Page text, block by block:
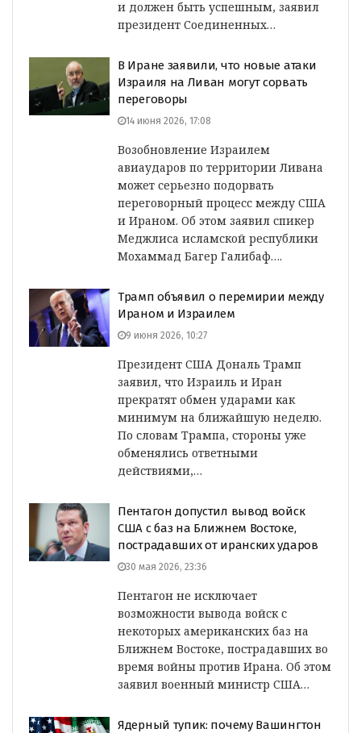
и должен быть успешным, заявил
президент Соединенных…
В Иране заявили, что новые атаки
Израиля на Ливан могут сорвать
переговоры
14 июня 2026, 17:08
Возобновление Израилем
авиаударов по территории Ливана
может серьезно подорвать
переговорный процесс между США
и Ираном. Об этом заявил спикер
Меджлиса исламской республики
Мохаммад Багер Галибаф….
Трамп объявил о перемирии между
Ираном и Израилем
9 июня 2026, 10:27
Президент США Дональ Трамп
заявил, что Израиль и Иран
прекратят обмен ударами как
минимум на ближайшую неделю.
По словам Трампа, стороны уже
обменялись ответными
действиями,…
Пентагон допустил вывод войск
США с баз на Ближнем Востоке,
пострадавших от иранских ударов
30 мая 2026, 23:36
Пентагон не исключает
возможности вывода войск с
некоторых американских баз на
Ближнем Востоке, пострадавших во
время войны против Ирана. Об этом
заявил военный министр США…
Ядерный тупик: почему Вашингтон